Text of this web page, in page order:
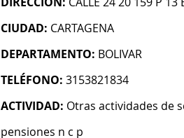
CIUDAD: CARTAGENA
DEPARTAMENTO: BOLIVAR
TELÉFONO: 3153821834
ACTIVIDAD: Otras actividades de
pensiones n c p